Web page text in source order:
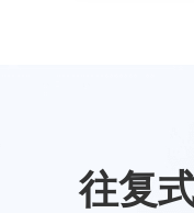
往复